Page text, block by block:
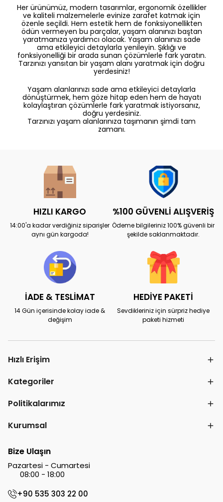
Her ürünümüz, modern tasarımlar, ergonomik özellikler
ve kaliteli malzemelerle evinize zarafet katmak için
özenle seçildi. Hem estetik hem de fonksiyonellikten
ödün vermeyen bu parçalar, yaşam alanınızı baştan
yaratmanıza yardımcı olacak. Yaşam alanınızı sade
ama etkileyici detaylarla yenileyin. Şıklığı ve
fonksiyonelliği bir arada sunan çözümlerle fark yaratın.
Tarzınızı yansıtan bir yaşam alanı yaratmak için doğru
yerdesiniz!
Yaşam alanlarınızı sade ama etkileyici detaylarla
dönüştürmek, hem göze hitap eden hem de hayatı
kolaylaştıran çözümlerle fark yaratmak istiyorsanız,
doğru yerdesiniz.
Tarzınızı yaşam alanlarınıza taşımanın şimdi tam
zamanı.
HIZLI KARGO
14:00'a kadar verdiğiniz siparişler
aynı gün kargoda!
%100 GÜVENLİ ALIŞVERİŞ
Ödeme bilgileriniz 100% güvenli bir
şekilde saklanmaktadır.
İADE & TESLİMAT
14 Gün içerisinde kolay iade &
değişim
HEDİYE PAKETİ
Sevdikleriniz için sürpriz hediye
paketi hizmeti
Hızlı Erişim
Kategoriler
Politikalarımız
Kurumsal
Bize Ulaşın
Pazartesi - Cumartesi
08:00 - 18:00
+90 535 303 22 00